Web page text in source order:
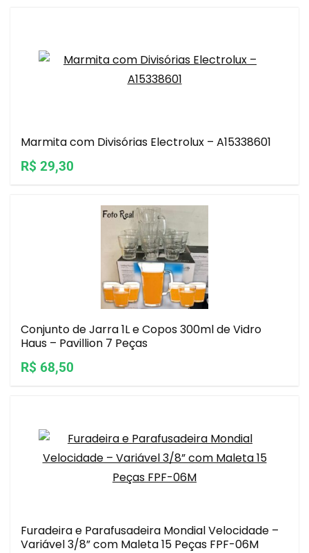
Marmita com Divisórias Electrolux – A15338601
R$ 29,30
Conjunto de Jarra 1L e Copos 300ml de Vidro
Haus – Pavillion 7 Peças
R$ 68,50
Furadeira e Parafusadeira Mondial Velocidade –
Variável 3/8” com Maleta 15 Peças FPF-06M